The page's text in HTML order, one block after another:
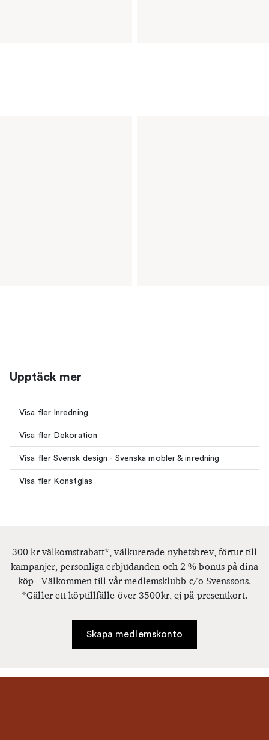
Upptäck mer
Visa fler Inredning
Visa fler Dekoration
Visa fler Svensk design - Svenska möbler & inredning
Visa fler Konstglas
300 kr välkomstrabatt*, välkurerade nyhetsbrev, förtur till
kampanjer, personliga erbjudanden och 2 % bonus på dina
köp - Välkommen till vår medlemsklubb c/o Svenssons.
*Gäller ett köptillfälle över 3500kr, ej på presentkort.
Skapa medlemskonto